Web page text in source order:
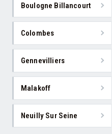
Boulogne Billancourt
Colombes
Gennevilliers
Malakoff
Neuilly Sur Seine